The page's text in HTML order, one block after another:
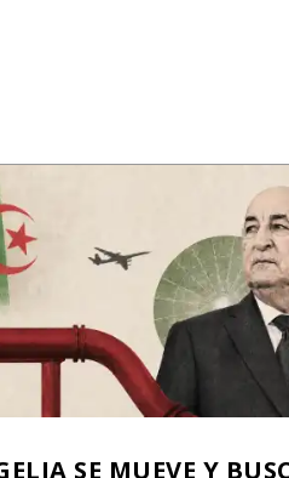
SE MUEVE Y